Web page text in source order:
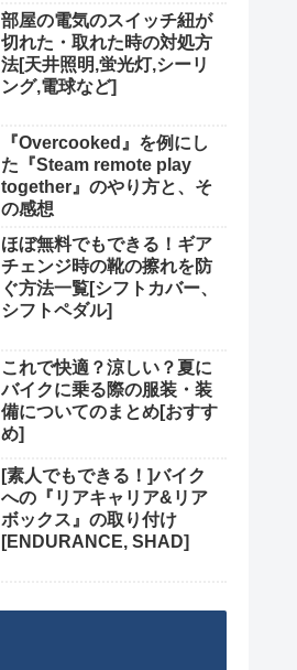
部屋の電気のスイッチ紐が
切れた・取れた時の対処方
法[天井照明,蛍光灯,シーリ
ング,電球など]
『Overcooked』を例にし
た『Steam remote play
together』のやり方と、そ
の感想
ほぼ無料でもできる！ギア
チェンジ時の靴の擦れを防
ぐ方法一覧[シフトカバー、
シフトペダル]
これで快適？涼しい？夏に
バイクに乗る際の服装・装
備についてのまとめ[おすす
め]
[素人でもできる！]バイク
への『リアキャリア&リア
ボックス』の取り付け
[ENDURANCE, SHAD]